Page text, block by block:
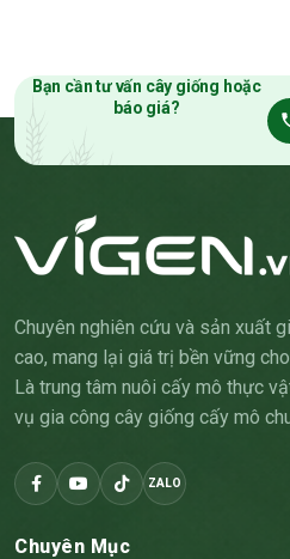
Bạn cần tư vấn cây giống hoặc
báo giá?
Chuyên nghiên cứu và sản xuất
cao, mang lại giá trị bền vững
Là trung tâm nuôi cấy mô thực
vụ gia công cây giống cấy mô
ZALO
Chuyên Mục